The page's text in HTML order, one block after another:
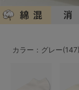
D70
E65 E70
F65 F70
カラー：グレー(147)